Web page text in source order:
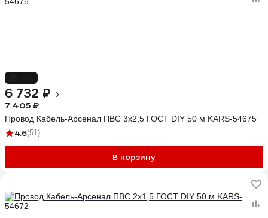
6 732 ₽
7 405 ₽
Провод Кабель-Арсенал ПВС 3x2,5 ГОСТ DIY 50 м KARS-54675
4.6(51)
В корзину